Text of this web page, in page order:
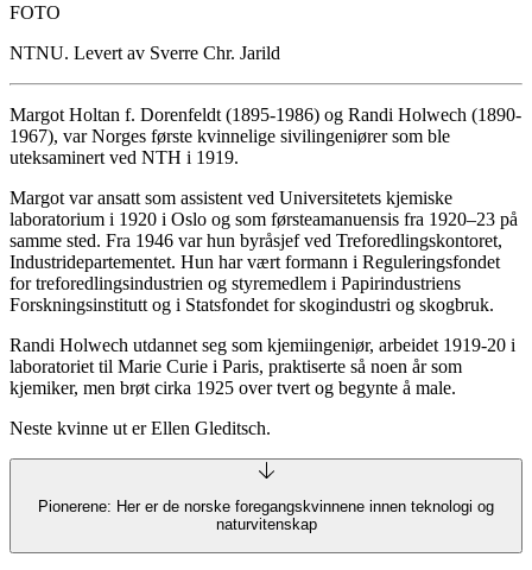
FOTO
NTNU. Levert av Sverre Chr. Jarild
Margot Holtan f. Dorenfeldt (1895-1986) og Randi Holwech (1890-
1967), var Norges første kvinnelige sivilingeniører som ble
uteksaminert ved NTH i 1919.
Margot var ansatt som assistent ved Universitetets kjemiske
laboratorium i 1920 i Oslo og som førsteamanuensis fra 1920–23 på
samme sted. Fra 1946 var hun byråsjef ved Treforedlingskontoret,
Industridepartementet. Hun har vært formann i Reguleringsfondet
for treforedlingsindustrien og styremedlem i Papirindustriens
Forskningsinstitutt og i Statsfondet for skogindustri og skogbruk.
Randi Holwech utdannet seg som kjemiingeniør, arbeidet 1919-20 i
laboratoriet til Marie Curie i Paris, praktiserte så noen år som
kjemiker, men brøt cirka 1925 over tvert og begynte å male.
Neste kvinne ut er Ellen Gleditsch.
Pionerene: Her er de norske foregangskvinnene innen teknologi og
naturvitenskap